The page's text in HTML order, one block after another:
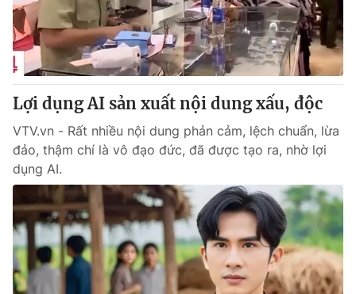
Lợi dụng AI sản xuất nội dung xấu, độc
VTV.vn - Rất nhiều nội dung phản cảm, lệch chuẩn, lừa
đảo, thậm chí là vô đạo đức, đã được tạo ra, nhờ lợi
dụng AI.